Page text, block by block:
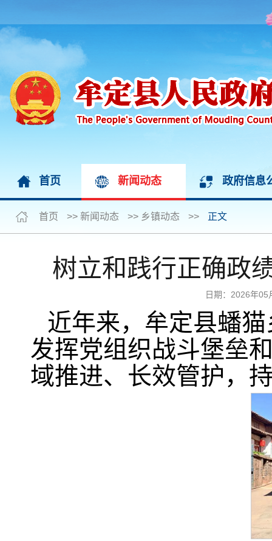
首页 新闻动态 政府信息
首页 >> 新闻动态 >> 乡镇动态 >> 正文
树立和践行正确政
日期：2026年
近年来，牟定县蟠
发挥党组织战斗堡垒
域推进、长效管护，